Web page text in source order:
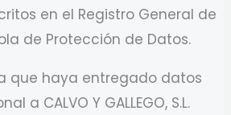
en el Registro General de
de Protección de Datos.
que haya entregado datos
a CALVO Y GALLEGO, S.L.